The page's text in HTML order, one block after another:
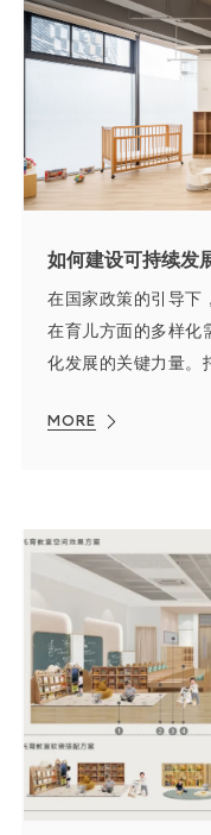
如何建设可持续发
在国家政策的引导下
在育儿方面的多样化
化发展的关键力量。
MORE